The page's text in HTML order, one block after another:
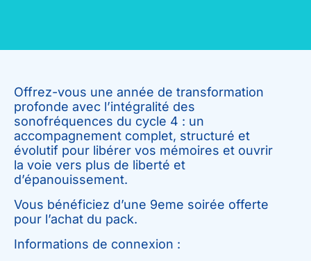
Offrez-vous une année de transformation
profonde avec l’intégralité des
sonofréquences du cycle 4 : un
accompagnement complet, structuré et
évolutif pour libérer vos mémoires et ouvrir
la voie vers plus de liberté et
d’épanouissement.
Vous bénéficiez d’une 9eme soirée offerte
pour l’achat du pack.
Informations de connexion :